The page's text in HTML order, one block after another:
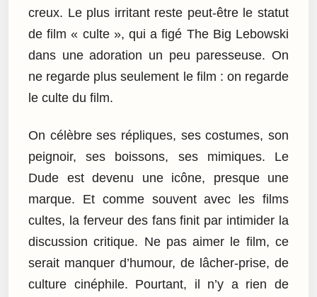
creux. Le plus irritant reste peut-être le statut
de film « culte », qui a figé The Big Lebowski
dans une adoration un peu paresseuse. On
ne regarde plus seulement le film : on regarde
le culte du film.
On célèbre ses répliques, ses costumes, son
peignoir, ses boissons, ses mimiques. Le
Dude est devenu une icône, presque une
marque. Et comme souvent avec les films
cultes, la ferveur des fans finit par intimider la
discussion critique. Ne pas aimer le film, ce
serait manquer d’humour, de lâcher-prise, de
culture cinéphile. Pourtant, il n’y a rien de